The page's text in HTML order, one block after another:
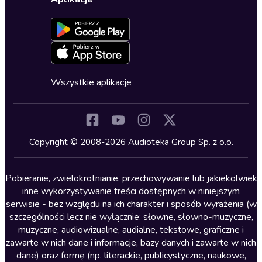
Dla młodzieży
Kryminały
Lektury szkolne
Literatura anglojęzyczna
Literatura faktu
Literatura obyczajowa
Literatura piękna obca
Literatura piękna polska
Formularz zgłaszania nielegalnych treści
Deklaracja dostępności
Oferta dla firm i bibliotek
Dołącz do newslettera
Blog
Zapowiedzi
Cykle audiobooków
Wszystkie aplikacje
Copyright © 2008-2026 Audioteka Group Sp. z o.o.
Pobieranie, zwielokrotnianie, przechowywanie lub jakiekolwiek
inne wykorzystywanie treści dostępnych w niniejszym
serwisie - bez względu na ich charakter i sposób wyrażenia (w
szczególności lecz nie wyłącznie: słowne, słowno-muzyczne,
muzyczne, audiowizualne, audialne, tekstowe, graficzne i
zawarte w nich dane i informacje, bazy danych i zawarte w nich
dane) oraz formę (np. literackie, publicystyczne, naukowe,